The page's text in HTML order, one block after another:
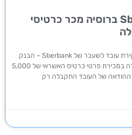
עובד בנק Sberbank ברוסיה מכר כרטיסי
המשטרה הרוסית פתחה בחקירת עובד לשעבר של Sberbank – הבנק
הגדול ביותר ברוסיה, אשר הודה במכירת פרטי כרטיס האשראי של 5,000
של העובד התקבלה רק